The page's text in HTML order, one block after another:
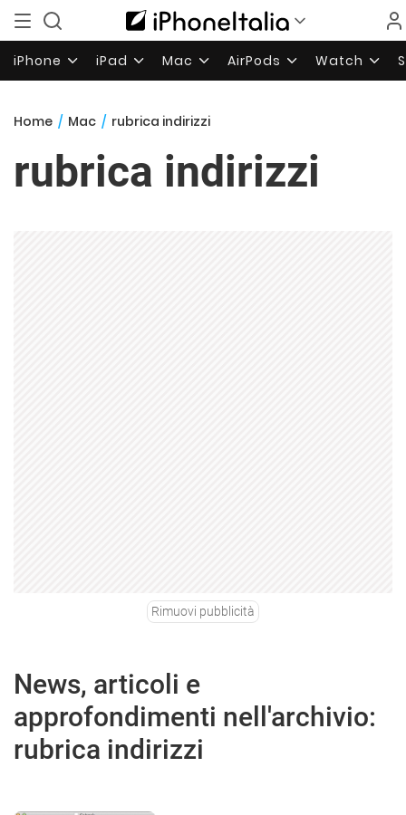
iPhone iPad Mac AirPods Watch
Home / Mac / rubrica indirizzi
rubrica indirizzi
Rimuovi pubblicità
News, articoli e
approfondimenti nell'archivio:
rubrica indirizzi